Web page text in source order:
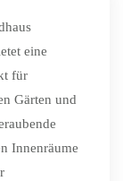
eine
für
Gärten und
Innenräume